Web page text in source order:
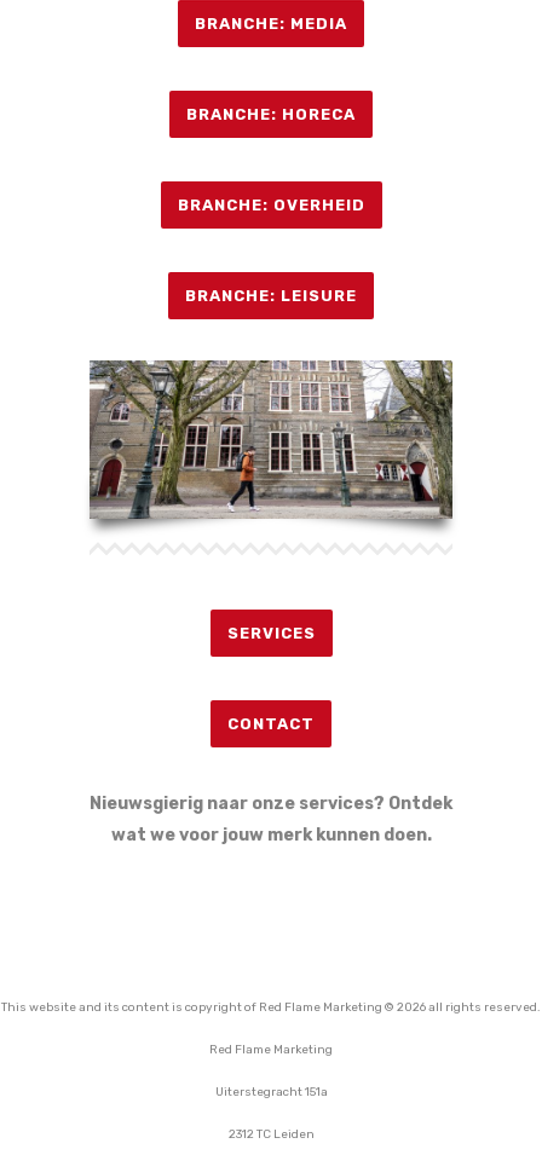
BRANCHE: MEDIA
BRANCHE: HORECA
BRANCHE: OVERHEID
BRANCHE: LEISURE
SERVICES
CONTACT
Nieuwsgierig naar onze services? Ontdek
wat we voor jouw merk kunnen doen.
This website and its content is copyright of Red Flame Marketing © 2026 all rights reserved.
Red Flame Marketing
Uiterstegracht 151a
2312 TC Leiden